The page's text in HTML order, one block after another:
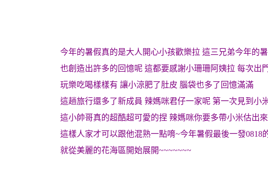
今年的暑假真的是大人開心小孩歡樂拉 這三兄弟今年的
也創造出許多的回憶呢 這都要感謝小珊珊阿姨拉 每次出
玩樂吃喝樣樣有 讓小涼肥了肚皮 腦袋也多了回憶滿滿
這趟旅行還多了新成員 辣媽咪君仔一家呢 第一次見到小
這小帥哥真的超酷超可愛的捏 辣媽咪你要多帶小米估出
這樣人家才可以跟他混熟一點唷~今年暑假最後一發0818
就從美麗的花海區開始展開~~~~~~~